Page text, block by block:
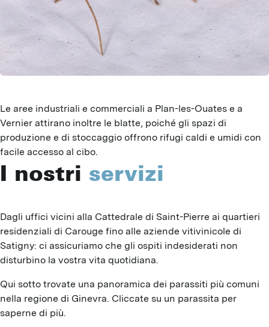
Le aree industriali e commerciali a Plan-les-Ouates e a
Vernier attirano inoltre le blatte, poiché gli spazi di
produzione e di stoccaggio offrono rifugi caldi e umidi con
facile accesso al cibo.
I nostri servizi
Dagli uffici vicini alla Cattedrale di Saint-Pierre ai quartieri
residenziali di Carouge fino alle aziende vitivinicole di
Satigny: ci assicuriamo che gli ospiti indesiderati non
disturbino la vostra vita quotidiana.
Qui sotto trovate una panoramica dei parassiti più comuni
nella regione di Ginevra. Cliccate su un parassita per
saperne di più.